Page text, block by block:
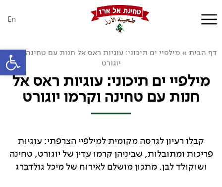
פתח
En
דף הבית » מילפיי ים תיכוני: עוגיות ראס אל חנות עם טחינה וקרמו
יוגורט
מילפיי ים תיכוני: עוגיות ראס אל
חנות עם טחינה וקרמו יוגורט
קבלו רעיון לגרסה מקומית למילפיי הצרפתי: עוגיות
פריכות ומתובלות, שביניהן קרמו עדין של יוגורט, טחינה
ושוקולד לבן. מתכון מושלם לאירוח של מיכל גולדברג